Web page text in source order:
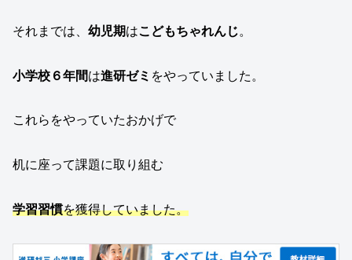
それまでは、 幼児期はこどもちゃれんじ。
小学校６年間は進研ゼミ をやっていました。
これらをやっていたおかげで
机に座って課題に取り組む
学習習慣を獲得していました。